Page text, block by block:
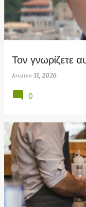
τ
ή
Τον γνωρίζετε
Ιουλίου 31, 2026
0